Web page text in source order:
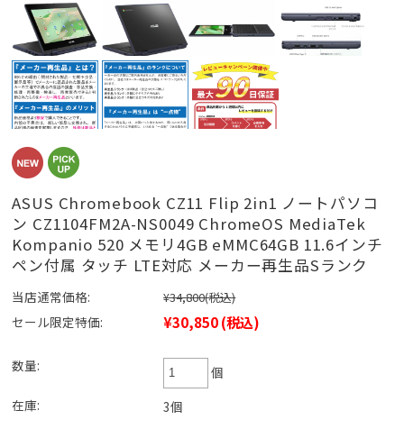
ASUS Chromebook CZ11 Flip 2in1 ノートパソコ
ン CZ1104FM2A-NS0049 ChromeOS MediaTek
Kompanio 520 メモリ4GB eMMC64GB 11.6インチ
ペン付属 タッチ LTE対応 メーカー再生品Sランク
当店通常価格: ¥34,800(税込)
セール限定特価: ¥30,850(税込)
数量:
個
在庫:
3個